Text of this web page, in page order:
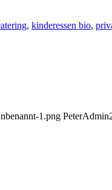
, kinderessen bio,
1.png PeterAdmin